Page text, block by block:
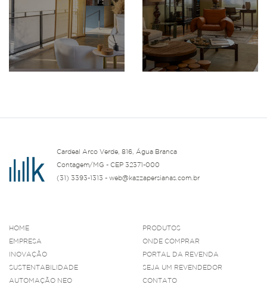
Cardeal Arco Verde, 816, Água Branca
Contagem/MG - CEP 32371-000
(31) 3393-1313 - web@kazzapersianas.com.br
HOME
EMPRESA
INOVAÇÃO
SUSTENTABILIDADE
AUTOMAÇÃO NEO
PRODUTOS
ONDE COMPRAR
PORTAL DA REVENDA
SEJA UM REVENDEDOR
CONTATO